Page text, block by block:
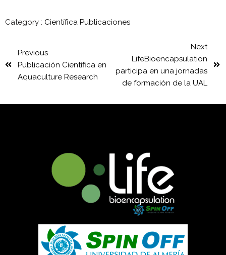
Category : Científica Publicaciones
Previous
Publicación Científica en
Aquaculture Research
Next
LifeBioencapsulation
participa en una jornadas
de formación de la UAL